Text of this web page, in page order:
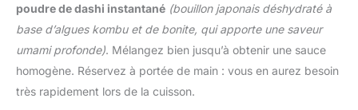
poudre de dashi instantané (bouillon japonais déshydraté à
base d’algues kombu et de bonite, qui apporte une saveur
umami profonde). Mélangez bien jusqu’à obtenir une sauce
homogène. Réservez à portée de main : vous en aurez besoin
très rapidement lors de la cuisson.